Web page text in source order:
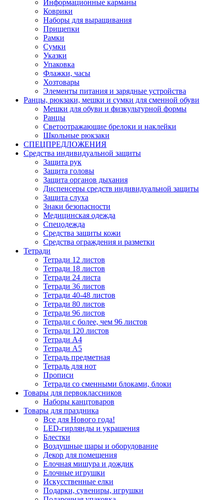
Информационные карманы
Коврики
Наборы для выращивания
Прищепки
Рамки
Сумки
Указки
Упаковка
Флажки, часы
Хозтовары
Элементы питания и зарядные устройства
Ранцы, рюкзаки, мешки и сумки для сменной обуви
Мешки для обуви и физкультурной формы
Ранцы
Светоотражающие брелоки и наклейки
Школьные рюкзаки
СПЕЦПРЕДЛОЖЕНИЯ
Средства индивидуальной защиты
Защита рук
Защита головы
Защита органов дыхания
Диспенсеры средств индивидуальной защиты
Защита слуха
Знаки безопасности
Медицинская одежда
Спецодежда
Средства защиты кожи
Средства ограждения и разметки
Тетради
Тетради 12 листов
Тетради 18 листов
Тетради 24 листа
Тетради 36 листов
Тетради 40-48 листов
Тетради 80 листов
Тетради 96 листов
Тетради с более, чем 96 листов
Тетради 120 листов
Тетради А4
Тетради А5
Тетрадь предметная
Тетрадь для нот
Прописи
Тетради со сменными блоками, блоки
Товары для первоклассников
Наборы канцтоваров
Товары для праздника
Все для Нового года!
LED-гирлянды и украшения
Блестки
Воздушные шары и оборудование
Декор для помещения
Елочная мишура и дождик
Елочные игрушки
Искусственные елки
Подарки, сувениры, игрушки